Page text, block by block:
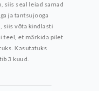
siis seal leiad samad
ja tantsujooga
siis võta kindlasti
teel, et märkida pilet
Kasutatuks
3 kuud.